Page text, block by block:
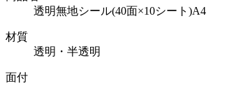
透明無地シール(40面×10シート)A4
材質
透明・半透明
面付